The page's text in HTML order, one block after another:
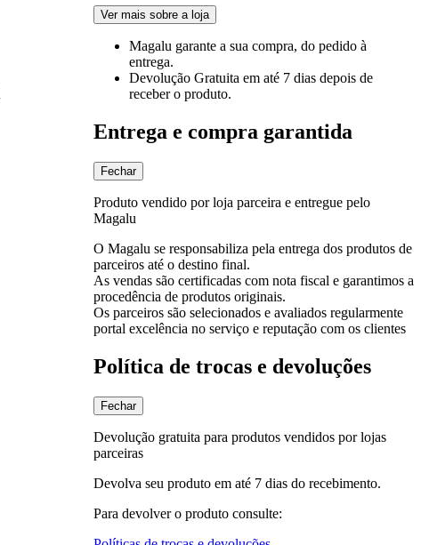
Ver mais sobre a loja
Magalu garante a sua compra, do pedido à
entrega.
Devolução Gratuita em até 7 dias depois de
receber o produto.
Entrega e compra garantida
Fechar
Produto vendido por loja parceira e entregue pelo
Magalu
O Magalu se responsabiliza pela entrega dos produtos de
parceiros até o destino final.
As vendas são certificadas com nota fiscal e garantimos a
procedência de produtos originais.
Os parceiros são selecionados e avaliados regularmente
portal excelência no serviço e reputação com os clientes
Política de trocas e devoluções
Fechar
Devolução gratuita para produtos vendidos por lojas
parceiras
Devolva seu produto em até 7 dias do recebimento.
Para devolver o produto consulte: